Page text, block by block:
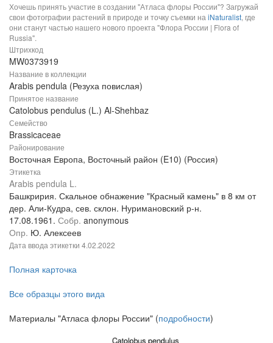
Хочешь принять участие в создании "Атласа флоры России"? Загружай
свои фотографии растений в природе и точку съемки на iNaturalist, где
они станут частью нашего нового проекта "Флора России | Flora of
Russia".
Штрихкод
MW0373919
Название в коллекции
Arabis pendula (Резуха повислая)
Принятое название
Catolobus pendulus (L.) Al-Shehbaz
Семейство
Brassicaceae
Районирование
Восточная Европа, Восточный район (E10) (Россия)
Этикетка
Arabis pendula L.
Башкририя. Скальное обнажение "Красный камень" в 8 км от
дер. Али-Кудра, сев. склон. Нуримановский р-н.
17.08.1961. Собр. anonymous
Опр. Ю. Алексеев
Дата ввода этикетки 4.02.2022
Полная карточка
Все образцы этого вида
Материалы "Атласа флоры России" (подробности)